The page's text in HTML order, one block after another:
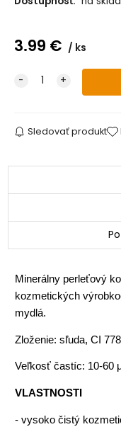
3.99 € ks
Sledovať produkt
Minerálny perleťový
kozmetických
mydlá.
Zloženie: sľuda, CI
Veľkosť častíc: 10-60
VLASTNOSTI
- vysoko čistý